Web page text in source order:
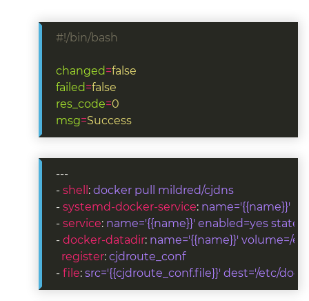
#!/bin/bash
changed=false
failed=false
res_code=0
msg=Success
- shell : docker pull mildred/cjdns
- systemd-docker-service: name='{{name}}'
- service: name='{{name}}' enabled=yes
- docker-datadir: name='{{name}}' volume=/
register: cjdroute_conf
- file: src='{{cjdroute_conf.file}}' dest='/etc/